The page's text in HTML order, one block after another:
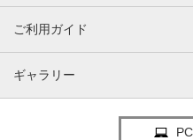
ご利用ガイド
ギャラリー